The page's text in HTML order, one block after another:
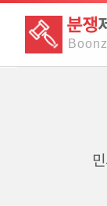
분쟁
Boon